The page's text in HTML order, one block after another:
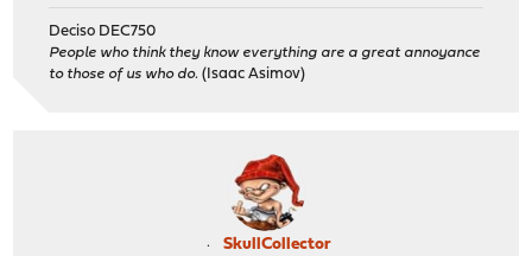
Deciso DEC750
People who think they know everything are a great annoyance
to those of us who do. (Isaac Asimov)
SkullCollector